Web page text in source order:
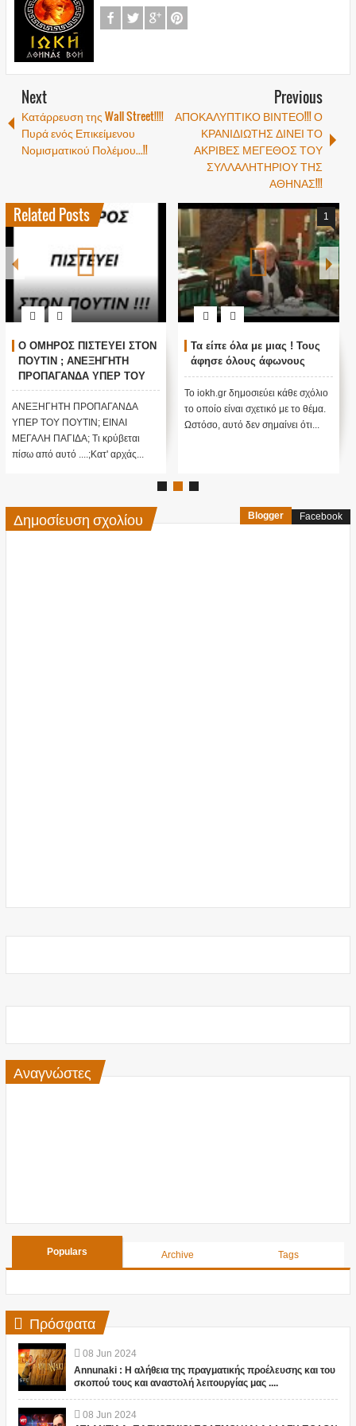
Next
Κατάρρευση της Wall Street!!!!
Πυρά ενός Επικείμενου
Νομισματικού Πολέμου...!!
Previous
ΑΠΟΚΑΛΥΠΤΙΚΟ ΒΙΝΤΕΟ!!! Ο
ΚΡΑΝΙΔΙΩΤΗΣ ΔΙΝΕΙ ΤΟ
ΑΚΡΙΒΕΣ ΜΕΓΕΘΟΣ ΤΟΥ
ΣΥΛΛΑΛΗΤΗΡΙΟΥ ΤΗΣ
ΑΘΗΝΑΣ!!!
Related Posts
Ο ΟΜΗΡΟΣ ΠΙΣΤΕΥΕΙ ΣΤΟΝ
ΠΟΥΤΙΝ ; ΑΝΕΞΗΓΗΤΗ
ΠΡΟΠΑΓΑΝΔΑ ΥΠΕΡ ΤΟΥ
ΠΟΥΤΙΝ;
ΑΝΕΞΗΓΗΤΗ ΠΡΟΠΑΓΑΝΔΑ
ΥΠΕΡ ΤΟΥ ΠΟΥΤΙΝ; ΕΙΝΑΙ
ΜΕΓΑΛΗ ΠΑΓΙΔΑ; Τι κρύβεται
πίσω από αυτό ....;Κατ' αρχάς...
1
Τα είπε όλα με μιας ! Τους
άφησε όλους άφωνους
Το iokh.gr δημοσιεύει κάθε σχόλιο
το οποίο είναι σχετικό με το θέμα.
Ωστόσο, αυτό δεν σημαίνει ότι...
Δημοσίευση σχολίου Blogger Facebook
Αναγνώστες
Populars Archive Tags
Πρόσφατα
08 Jun 2024
Annunaki : Η αλήθεια της πραγματικής προέλευσης και του
σκοπού τους και αναστολή λειτουργίας μας ....
08 Jun 2024